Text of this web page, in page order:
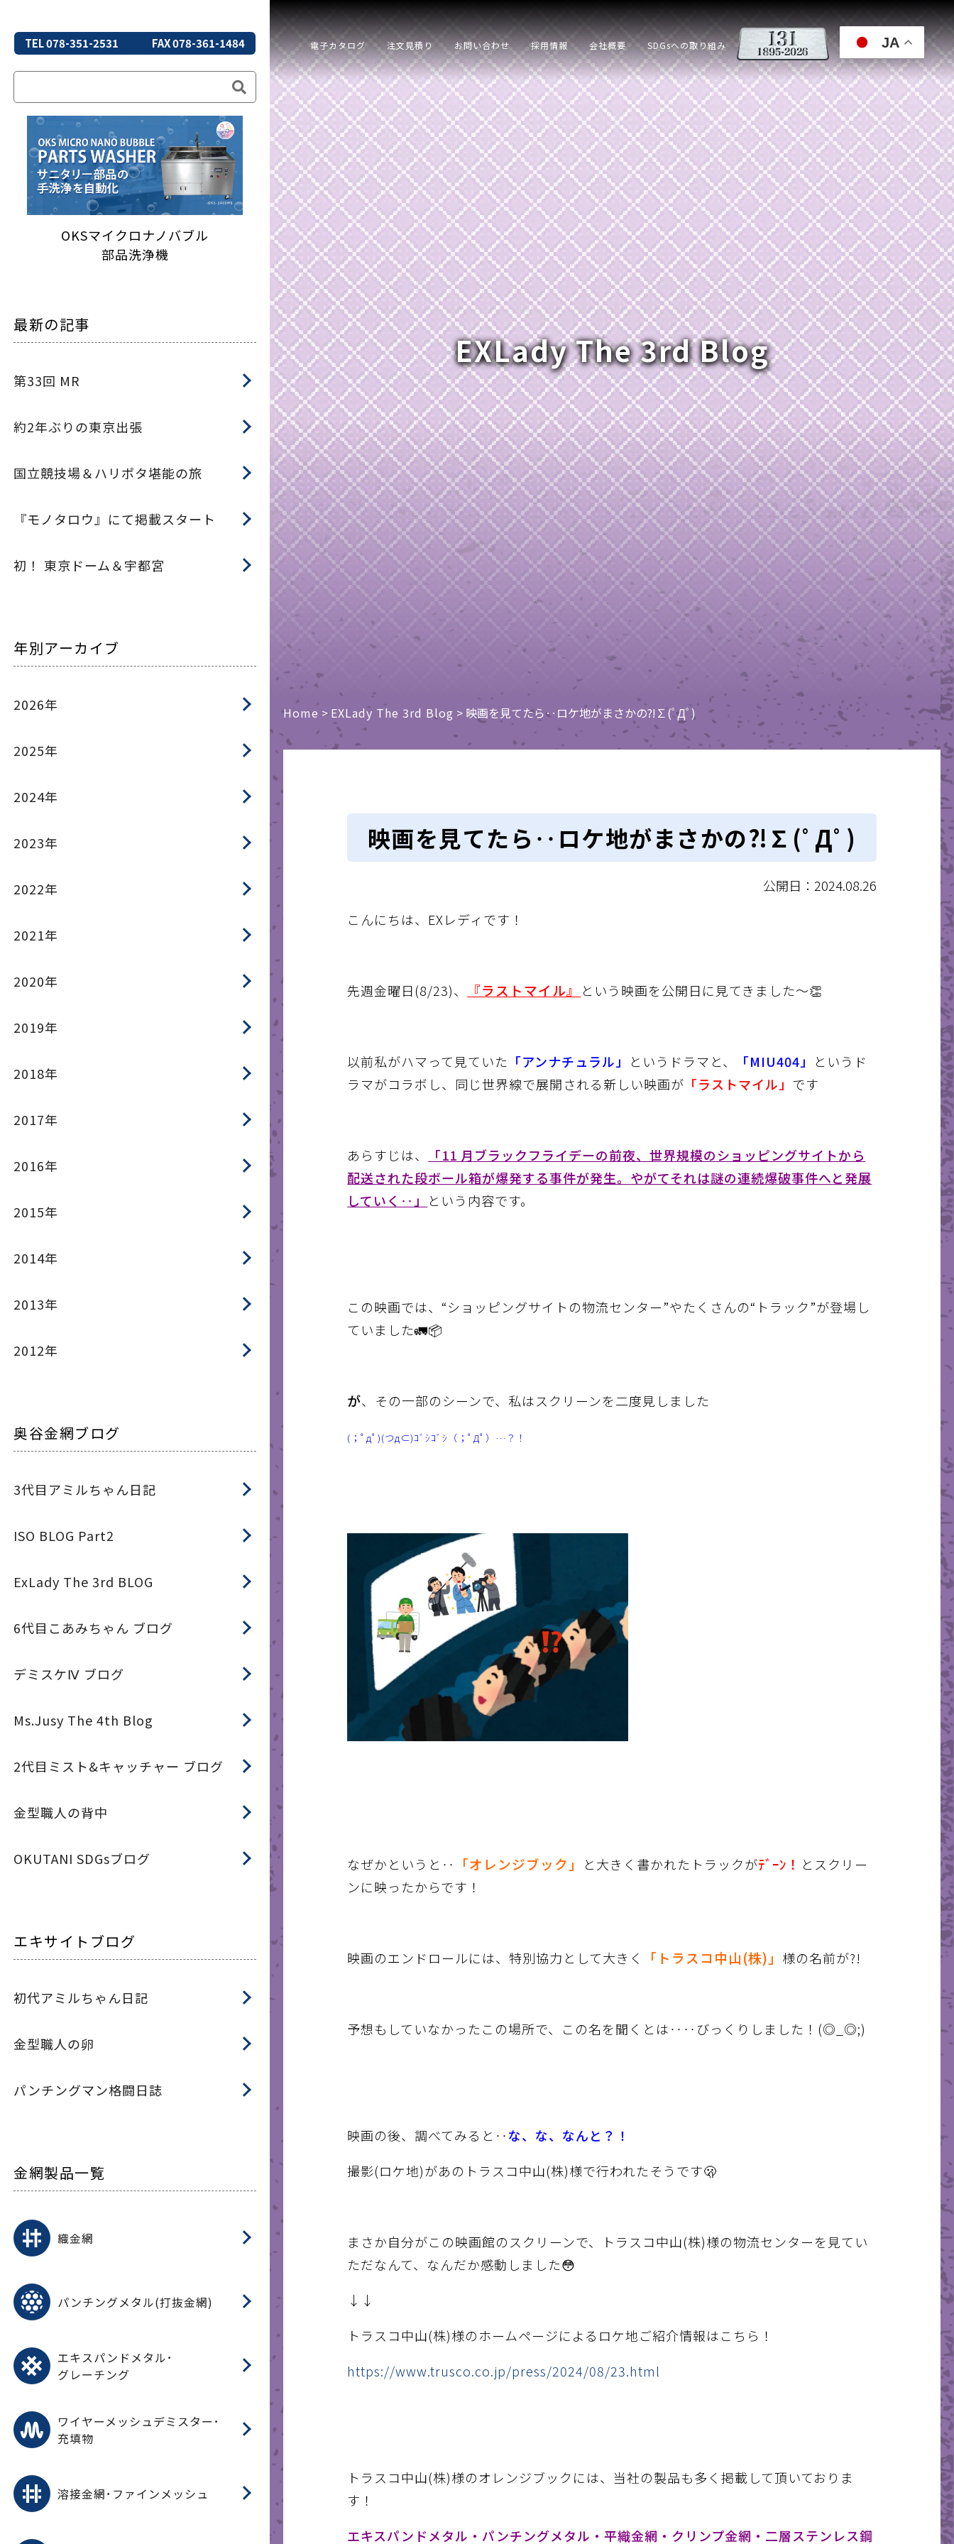
TEL 078-351-2531 FAX 078-361-1484
OKSマイクロナノバブル
部品洗浄機
最新の記事
第33回 MR
約2年ぶりの東京出張
国立競技場＆ハリポタ堪能の旅
『モノタロウ』にて掲載スタート
初！ 東京ドーム＆宇都宮
年別アーカイブ
2026年
2025年
2024年
2023年
2022年
2021年
2020年
2019年
2018年
2017年
2016年
2015年
2014年
2013年
2012年
奥谷金網ブログ
3代目アミルちゃん日記
ISO BLOG Part2
ExLady The 3rd BLOG
6代目こあみちゃん ブログ
デミスケⅣ ブログ
Ms.Jusy The 4th Blog
2代目ミスト&キャッチャー ブログ
金型職人の背中
OKUTANI SDGsブログ
エキサイトブログ
初代アミルちゃん日記
金型職人の卵
パンチングマン格闘日誌
金網製品一覧
織金網
(滑面式金網)
(長目金網)
パンチングメタル(打抜金網)
SUPER PUNCHING™
標準金型リスト
在庫リスト
（プラスチックパンチング）
樹脂パンチング™（PVC）
（炭素繊維強化熱可塑性樹
パンチング™
（X-OPEN AREA
グラフィックパンチング
エキスパンドメタル･
グレーチング
CFRTP EXメッシュ『CF
ワイヤーメッシュデミスター･
充填物
溶接金網･ファインメッシュ
ファインメッシュ
ファインメッシュ加工品
電子ビームドリル加工
EBD電子ビームドリル加工
多軸同時・微細ドリリング・
レーザースクリーン
EXLady The 3rd Blog
電子カタログ 注文見積り お問い合わせ 採用情報 会社概要 SDGsへの取り組み JA
Home > EXLady The 3rd Blog > 映画を見てたら‥ロケ地がまさかの⁈∑(ﾟДﾟ)
映画を見てたら‥ロケ地がまさかの⁈∑(ﾟДﾟ)
公開日：2024.08.26
こんにちは、EXレディです！
先週金曜日(8/23)、 『ラストマイル』 という映画を公開日に見てきました〜👏
以前私がハマって見ていた 「アンナチュラル」 というドラマと、 「MIU404」
というド
ラマがコラボし、同じ世界線で展開される新しい映画が 「ラストマイル」 です
あらすじは、
「11 月ブラックフライデーの前夜、世界規模のショッピングサイトから
配送された段ボール箱が爆発する事件が発生。 やがてそれは謎の連続爆破事件へと発展
していく‥」
という内容です。
この映画では、“ショッピングサイトの物流センター”やたくさんの“ トラック”が登場し
ていました🚛📦
が、その一部のシーンで、私はスクリーンを二度見しました
(；ﾟдﾟ)(つд⊂)ｺﾞｼｺﾞｼ（；ﾟДﾟ）…？！
なぜかというと‥ 「オレンジブック」 と大きく書かれたトラックがﾃﾞｰﾝ！ とスクリー
ンに映ったからです！
映画のエンドロールには、特別協力として大きく 「トラスコ中山(株)」 様の名前が?!
予想もしていなかったこの場所で、この名を聞くとは‥‥びっくりしました！(◎_◎;)
映画の後、調べてみると‥な、な、なんと？！
撮影(ロケ地)があのトラスコ中山(株)様で行われたそうです🫢
まさか自分がこの映画館のスクリーンで、トラスコ中山(株)様の物流センターを見てい
ただなんて、なんだか感動しました😳
↓↓
トラスコ中山(株)様のホームページによるロケ地ご紹介情報はこちら！
https://www.trusco.co.jp/press/2024/08/23.html
トラスコ中山(株)様のオレンジブックには、当社の製品も多く掲載して頂いておりま
す！
エキスパンドメタル・パンチングメタル・平織金網・クリンプ金網・二層ステンレス鋼